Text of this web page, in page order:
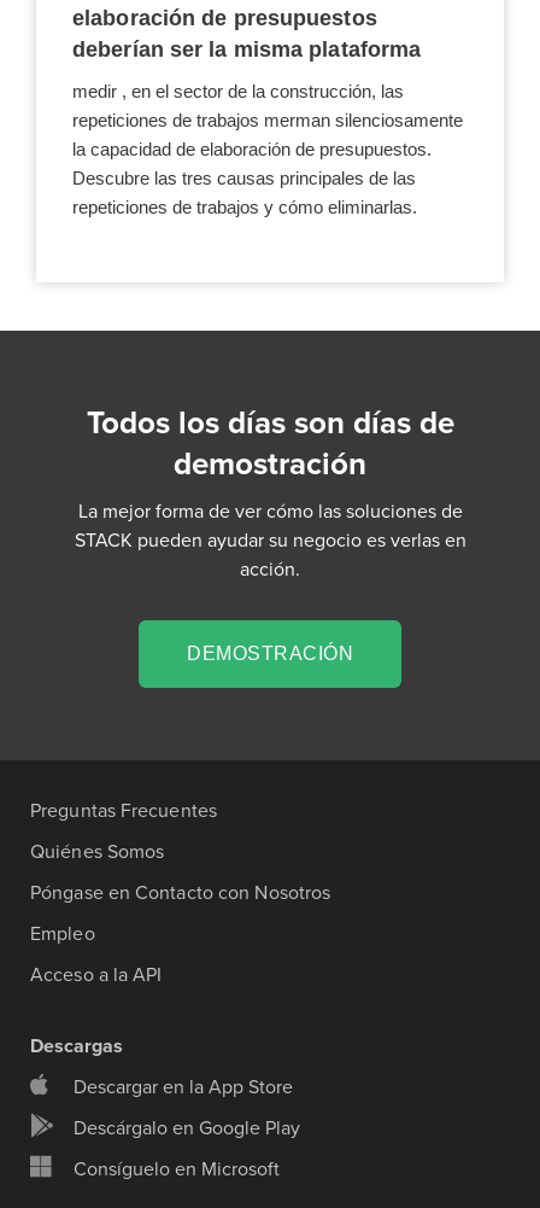
elaboración de presupuestos
deberían ser la misma plataforma
medir , en el sector de la construcción, las
repeticiones de trabajos merman silenciosamente
la capacidad de elaboración de presupuestos.
Descubre las tres causas principales de las
repeticiones de trabajos y cómo eliminarlas.
Todos los días son días de
demostración
La mejor forma de ver cómo las soluciones de
STACK pueden ayudar su negocio es verlas en
acción.
DEMOSTRACIÓN
Preguntas Frecuentes
Quiénes Somos
Póngase en Contacto con Nosotros
Empleo
Acceso a la API
Descargas
Descargar en la App Store
Descárgalo en Google Play
Consíguelo en Microsoft